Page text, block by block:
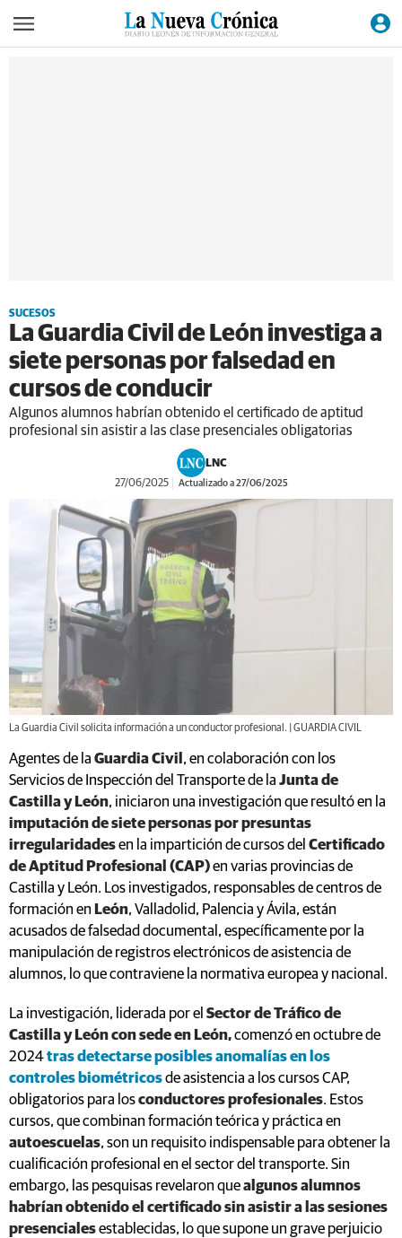
SUCESOS
La Guardia Civil de León investiga a
siete personas por falsedad en
cursos de conducir
Algunos alumnos habrían obtenido el certificado de aptitud
profesional sin asistir a las clase presenciales obligatorias
LNC
27/06/2025 Actualizado a 27/06/2025
La Guardia Civil solicita información a un conductor profesional. | GUARDIA CIVIL
Agentes de la Guardia Civil , en colaboración con los
Servicios de Inspección del Transporte de la Junta de
Castilla y León, iniciaron una investigación que resultó en la
imputación de siete personas por presuntas
irregularidadesen la impartición de cursos del Certificado
de Aptitud Profesional (CAP)en varias provincias de
Castilla y León. Los investigados, responsables de centros de
formación en León, Valladolid, Palencia y Ávila, están
acusados de falsedad documental, específicamente por la
manipulación de registros electrónicos de asistencia de
alumnos, lo que contraviene la normativa europea y nacional.
La investigación, liderada por el Sector de Tráfico de
Castilla y León con sede en León,comenzó en octubre de
2024tras detectarse posibles anomalías en los
controles biométricosde asistencia a los cursos CAP,
obligatorios para losconductores profesionales. Estos
cursos, que combinan formación teórica y práctica en
autoescuelas, son un requisito indispensable para obtener la
cualificación profesional en el sector del transporte. Sin
embargo, las pesquisas revelaron quealgunos alumnos
habrían obtenido el certificado sin asistir a las sesiones
presencialesestablecidas, lo que supone un grave perjuicio